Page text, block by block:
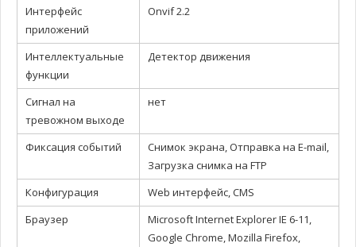
Интерфейс
приложений
Onvif 2.2
Интеллектуальные
функции
Детектор движения
Сигнал на
тревожном выходе
нет
Фиксация событий
Снимок экрана, Отправка на E-mail,
Загрузка снимка на FTP
Конфигурация
Web интерфейс, CMS
Браузер
Microsoft Internet Explorer IE 6-11,
Google Chrome, Mozilla Firefox,